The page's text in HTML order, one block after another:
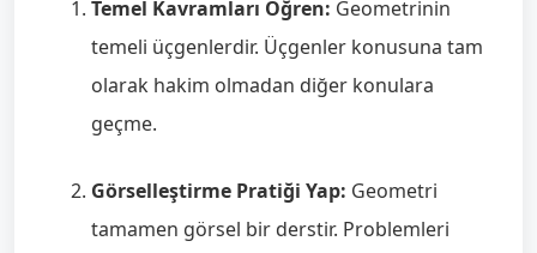
Temel Kavramları Öğren: Geometrinin
temeli üçgenlerdir. Üçgenler konusuna tam
olarak hakim olmadan diğer konulara
geçme.
Görselleştirme Pratiği Yap: Geometri
tamamen görsel bir derstir. Problemleri